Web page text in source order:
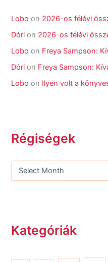
Lobo on 2026-os félévi
Dóri on 2026-os félévi
Lobo on Freya Sampson:
Dóri on Freya Sampson:
Lobo on Ilyen volt a
Régiségek
Kategóriák